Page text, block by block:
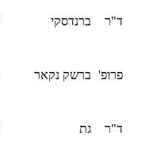
ד"ר ברנדסקי
פרופ' ברשק נקאר
ד"ר גת